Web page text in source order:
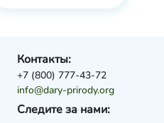
Следите за нами:
Контакты:
+7 (800) 777-43-72
info@dary-prirody.org